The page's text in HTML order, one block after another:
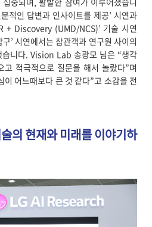
적인 답변과 인사이트를 제공’ 시연과
+ Discovery (UMD/NCS)’ 기술 시연
’ 시연에서는 참관객과 연구원 사이의
습니다. Vision Lab 송광모 님은 “생각
고 적극적으로 질문을 해서 놀랐다”며
이 어느때보다 큰 것 같다”고 소감을 전
의 현재와 미래를 이야기하